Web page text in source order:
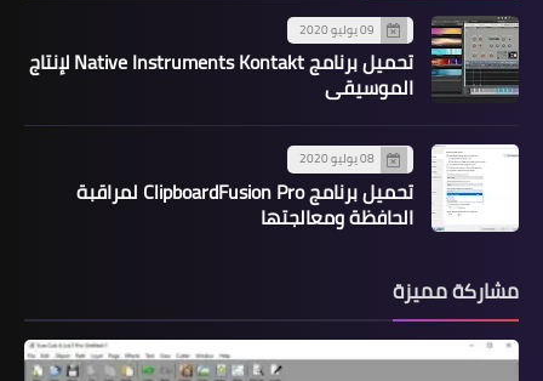
09 يوليو 2020
تحميل برنامج Native Instruments Kontakt لإنتاج
الموسيقى
08 يوليو 2020
تحميل برنامج ClipboardFusion Pro لمراقبة
الحافظة ومعالجتها
مشاركة مميزة